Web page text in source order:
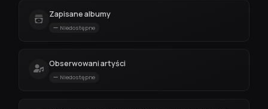
Zapisane albumy
Niedostępne
Obserwowani artyści
Niedostępne